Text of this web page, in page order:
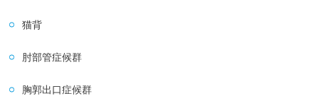
猫背
肘部管症候群
胸郭出口症候群